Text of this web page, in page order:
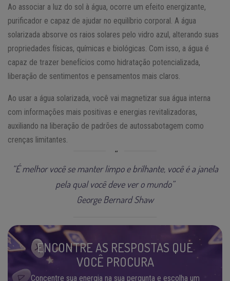
Ao associar a luz do sol à água, ocorre um efeito energizante,
purificador e capaz de ajudar no equilíbrio corporal. A água
solarizada absorve os raios solares pelo vidro azul, alterando suas
propriedades físicas, químicas e biológicas. Com isso, a água é
capaz de trazer benefícios como hidratação potencializada,
liberação de sentimentos e pensamentos mais claros.
Ao usar a água solarizada, você vai magnetizar sua água interna
com informações mais positivas e energias revitalizadoras,
auxiliando na liberação de padrões de autossabotagem como
crenças limitantes.
“É melhor você se manter limpo e brilhante, você é a janela
pela qual você deve ver o mundo”
George Bernard Shaw
ENCONTRE AS RESPOSTAS QUE
VOCÊ PROCURA
Concentre sua energia na sua pergunta e escolha um